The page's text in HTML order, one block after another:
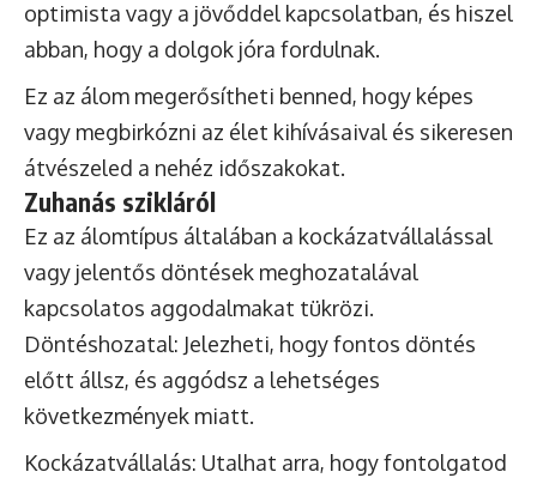
optimista vagy a jövőddel kapcsolatban, és hiszel
abban, hogy a dolgok jóra fordulnak.
Ez az álom megerősítheti benned, hogy képes
vagy megbirkózni az élet kihívásaival és sikeresen
átvészeled a nehéz időszakokat.
Zuhanás szikláról
Ez az álomtípus általában a kockázatvállalással
vagy jelentős döntések meghozatalával
kapcsolatos aggodalmakat tükrözi.
Döntéshozatal: Jelezheti, hogy fontos döntés
előtt állsz, és aggódsz a lehetséges
következmények miatt.
Kockázatvállalás: Utalhat arra, hogy fontolgatod